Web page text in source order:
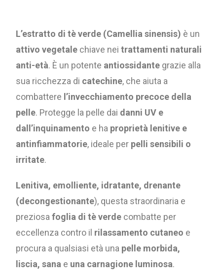
L’estratto di tè verde (Camellia sinensis) è un
attivo vegetale chiave neitrattamenti naturali
anti-età. È un potente antiossidante grazie alla
sua ricchezza di catechine, che aiuta a
combattere l’invecchiamento precoce della
pelle. Protegge la pelle dai danni UV e
dall’inquinamento e ha proprietà lenitive e
antinfiammatorie, ideale per pelli sensibili o
irritate.
Lenitiva, emolliente, idratante, drenante
(decongestionante), questa straordinaria e
preziosafoglia di tè verde combatte per
eccellenza contro il rilassamento cutaneo e
procura a qualsiasi età una pelle morbida,
liscia, sana e una carnagione luminosa.